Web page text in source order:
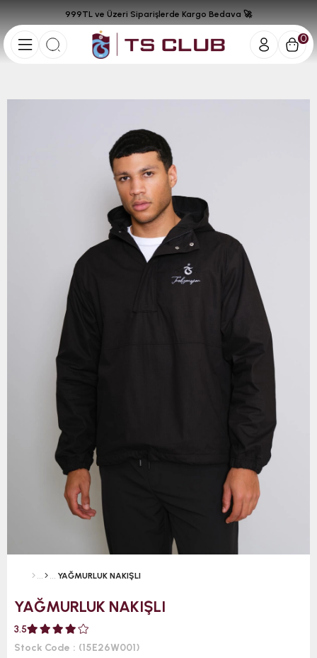
0
999TL ve Üzeri Siparişlerde Kargo Bedava 🚀
YAĞMURLUK NAKIŞLI
YAĞMURLUK NAKIŞLI
3.5
Stock Code
(15E26W001)